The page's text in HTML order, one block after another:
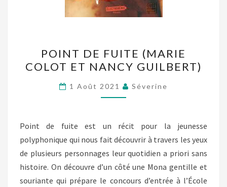
DE
FUITE
(MARIE
COLOT
NANCY
GUILBERT)
POINT DE FUITE (MARIE
COLOT ET NANCY GUILBERT)
1 Août 2021 Séverine
Point de fuite est un récit pour la jeunesse
polyphonique qui nous fait découvrir à travers les yeux
de plusieurs personnages leur quotidien a priori sans
histoire. On découvre d’un côté une Mona gentille et
souriante qui prépare le concours d’entrée à l’École